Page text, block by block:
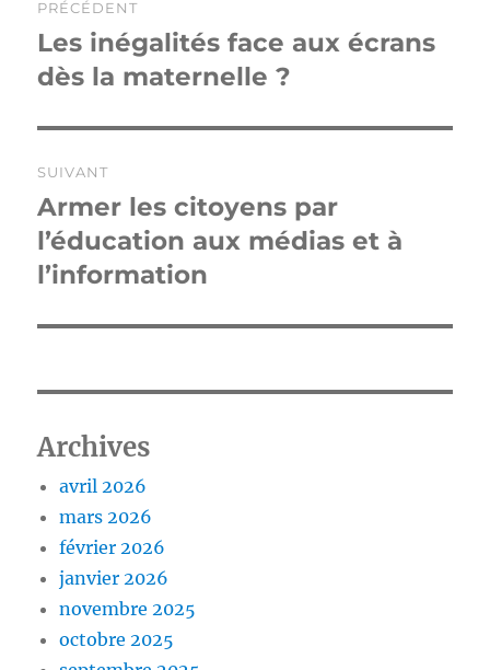
de
l’article
PRÉCÉDENT
Publication
précédente :
Les inégalités face aux écrans
dès la maternelle ?
SUIVANT
Publication
suivante :
Armer les citoyens par
l’éducation aux médias et à
l’information
Archives
avril 2026
mars 2026
février 2026
janvier 2026
novembre 2025
octobre 2025